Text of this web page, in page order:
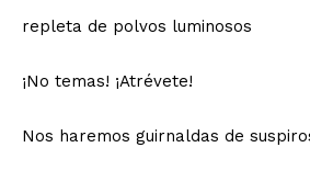
repleta de polvos luminosos
¡No temas! ¡Atrévete!
Nos haremos guirnaldas de